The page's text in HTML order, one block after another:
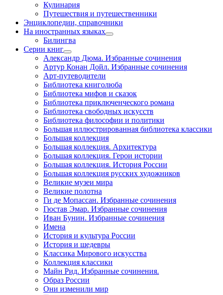
Кулинария
Путешествия и путешественники
Энциклопедии, справочники
На иностранных языках
Билингва
Серии книг
Александр Дюма. Избранные сочинения
Артур Конан Дойл. Избранные сочинения
Арт-путеводители
Библиотека книголюба
Библиотека мифов и сказок
Библиотека приключенческого романа
Библиотека свободных искусств
Библиотека философии и политики
Большая иллюстрированная библиотека классики
Большая коллекция
Большая коллекция. Архитектура
Большая коллекция. Герои истории
Большая коллекция. История России
Большая коллекция русских художников
Великие музеи мира
Великие полотна
Ги де Мопассан. Избранные сочинения
Гюстав Эмар. Избранные сочинения
Иван Бунин. Избранные сочинения
Имена
История и культура России
История и шедевры
Классика Мирового искусства
Коллекция классики
Майн Рид. Избранные сочинения.
Образ России
Они изменили мир